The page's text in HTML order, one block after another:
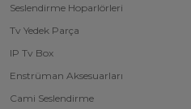
Seslendirme Hoparlörleri
Tv Yedek Parça
IP Tv Box
Enstrüman Aksesuarları
Cami Seslendirme